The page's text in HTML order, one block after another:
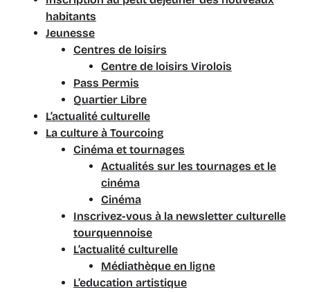
habitants
Jeunesse
Centres de loisirs
Centre de loisirs Virolois
Pass Permis
Quartier Libre
L’actualité culturelle
La culture à Tourcoing
Cinéma et tournages
Actualités sur les tournages et le
cinéma
Cinéma
Inscrivez-vous à la newsletter culturelle
tourquennoise
L’actualité culturelle
Médiathèque en ligne
L’education artistique